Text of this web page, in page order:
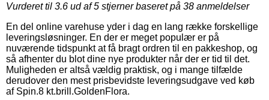
Vurderet til 3.6 ud af 5 stjerner baseret på 38 anmeldelser
En del online varehuse yder i dag en lang række forskellige
leveringsløsninger. En der er meget populær er på
nuværende tidspunkt at få bragt ordren til en pakkeshop, og
så afhenter du blot dine nye produkter når der er tid til det.
Muligheden er altså vældig praktisk, og i mange tilfælde
derudover den mest prisbevidste leveringsudgave ved køb
af Spin.8 kt.brill.GoldenFlora.